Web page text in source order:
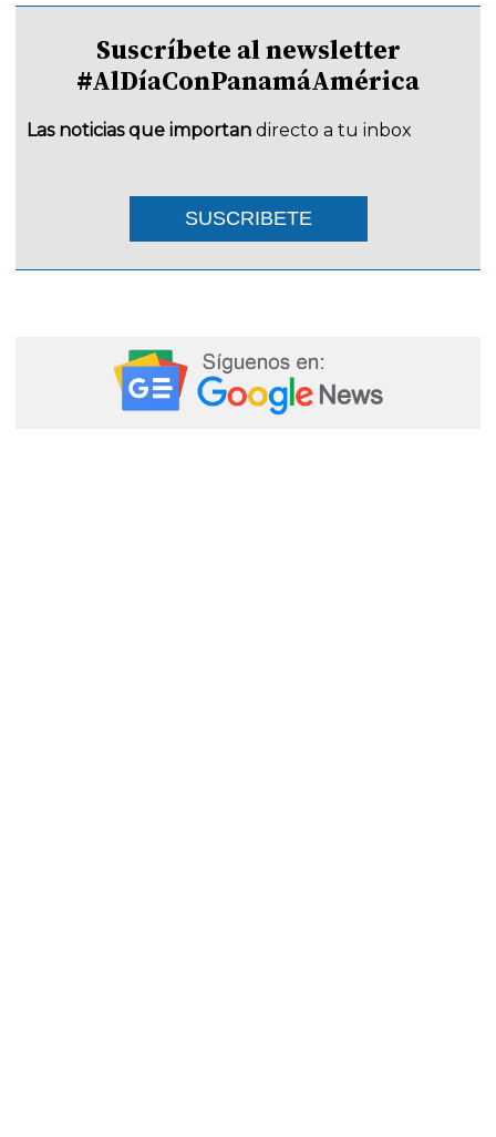
Suscríbete al newsletter
#AlDíaConPanamáAmérica
Las noticias que importan directo a tu inbox
SUSCRIBETE